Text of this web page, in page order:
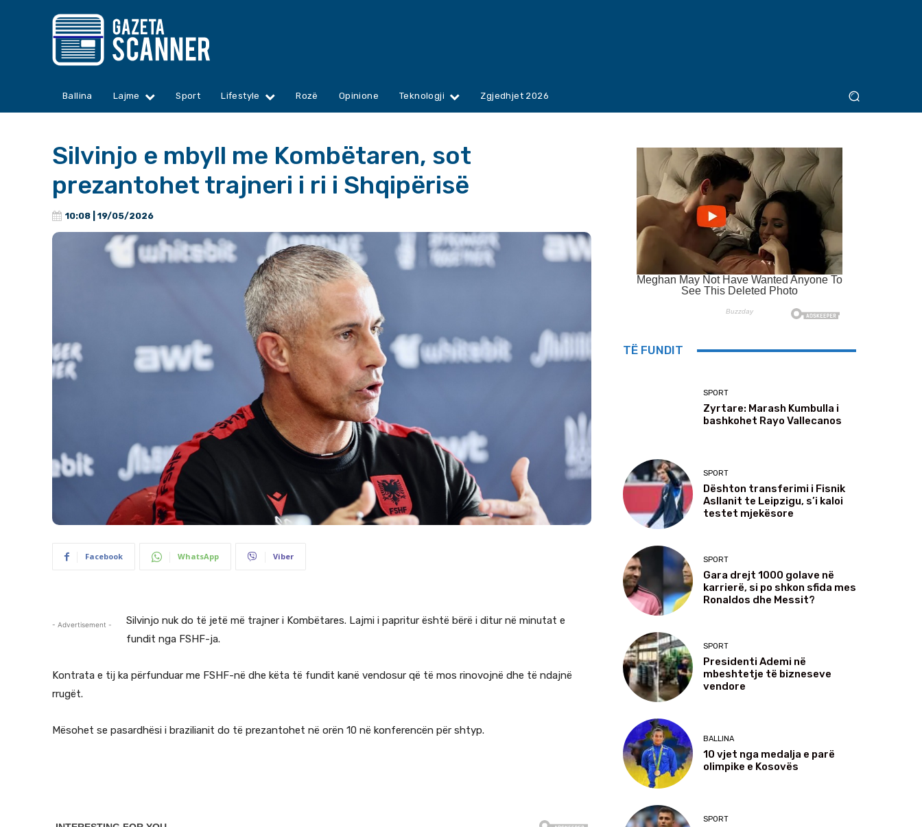
Ballina Lajme Sport Lifestyle Rozë Opinione Teknologji Zgjedhjet 2026
Silvinjo e mbyll me Kombëtaren, sot
prezantohet trajneri i ri i Shqipërisë
10:08 | 19/05/2026
Facebook WhatsApp Viber
- Advertisement -
Silvinjo nuk do të jetë më trajner i Kombëtares. Lajmi i papritur është bërë i ditur në minutat e
fundit nga FSHF-ja.
Kontrata e tij ka përfunduar me FSHF-në dhe këta të fundit kanë vendosur që të mos rinovojnë dhe të ndajnë
rrugët.
Mësohet se pasardhësi i brazilianit do të prezantohet në orën 10 në konferencën për shtyp.
TË FUNDIT
SPORT
Zyrtare: Marash Kumbulla i
bashkohet Rayo Vallecanos
SPORT
Dështon transferimi i Fisnik
Asllanit te Leipzigu, s’i kaloi
testet mjekësore
SPORT
Gara drejt 1000 golave në
karrierë, si po shkon sfida mes
Ronaldos dhe Messit?
SPORT
Presidenti Ademi në
mbeshtetje të bizneseve
vendore
BALLINA
10 vjet nga medalja e parë
olimpike e Kosovës
SPORT